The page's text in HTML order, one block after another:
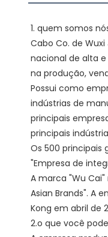
1. quem somos
Cabo Co. de
nacional de alta
na produção,
Possui como
indústrias de
principais
principais
Os 500 principais
"Empresa de
A marca "Wu
Asian Brands". A
Kong em abril de
2.o que você